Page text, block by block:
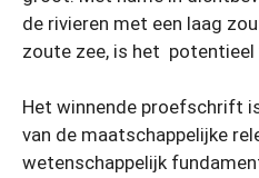
de rivieren met een laag
zoute zee, is het potentieel
Het winnende proefschrift
van de maatschappelijke
wetenschappelijk